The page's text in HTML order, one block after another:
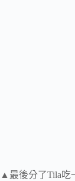
▲最後分了Tila吃